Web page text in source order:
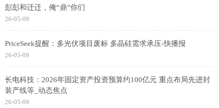
彭彭和迁迁，俺“鼎”你们
26-05-09
PriceSeek提醒：多光伏项目废标 多晶硅需求承压-快播报
26-05-09
长电科技：2026年固定资产投资预算约100亿元 重点布局先进封
装产线等_动态焦点
26-05-09